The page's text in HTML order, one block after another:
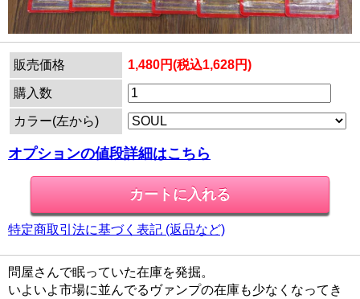
販売価格 1,480円(税込1,628円)
購入数
カラー(左から)
オプションの値段詳細はこちら
特定商取引法に基づく表記 (返品など)
問屋さんで眠っていた在庫を発掘。
いよいよ市場に並んでるヴァンプの在庫も少なくなってき